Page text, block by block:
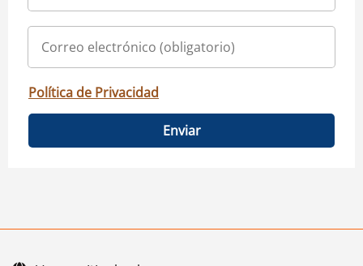
Política de Privacidad
Enviar